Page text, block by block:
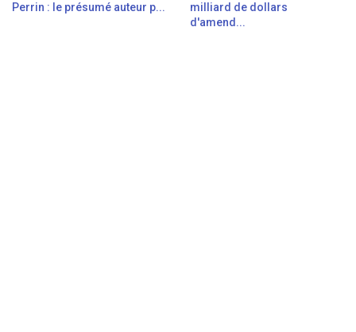
Perrin : le présumé auteur p...
milliard de dollars
d'amend...